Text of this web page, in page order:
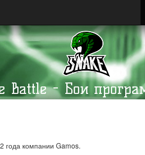
Battle - Бои
года компании Gamos.